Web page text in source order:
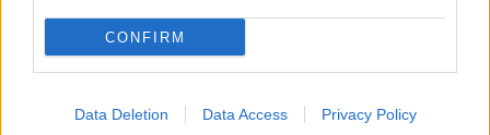
CONFIRM
Data Deletion Data Access Privacy Policy